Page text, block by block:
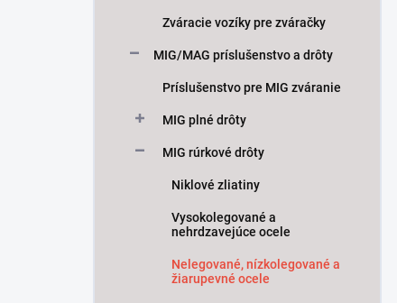
Zváracie vozíky pre zváračky
MIG/MAG príslušenstvo a drôty
Príslušenstvo pre MIG zváranie
MIG plné drôty
MIG rúrkové drôty
Niklové zliatiny
Vysokolegované a
nehrdzavejúce ocele
Nelegované, nízkolegované a
žiarupevné ocele